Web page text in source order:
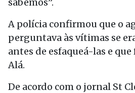
A polícia confirmou que o
perguntava às vítimas se
antes de esfaqueá-las e
Alá.
De acordo com o jornal St